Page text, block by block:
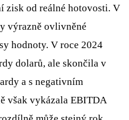
zisk od reálné hotovosti. V
výrazně ovlivněné
hodnoty. V roce 2024
dolarů, ale skončila v
a s negativním
však vykázala EBITDA